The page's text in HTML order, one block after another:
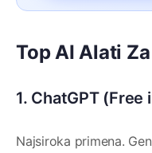
Top AI Alati
1. ChatGPT (Free
Najsiroka primena.